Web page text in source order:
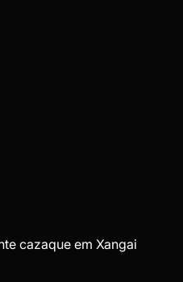
cazaque em Xangai